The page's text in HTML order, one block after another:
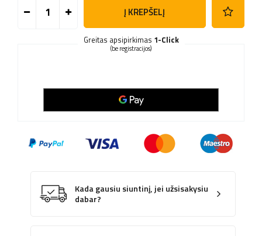
Į KREPŠELĮ
Greitas apsipirkimas 1-Click
(be registracijos)
Kada gausiu siuntinį, jei užsisakysiu
dabar?